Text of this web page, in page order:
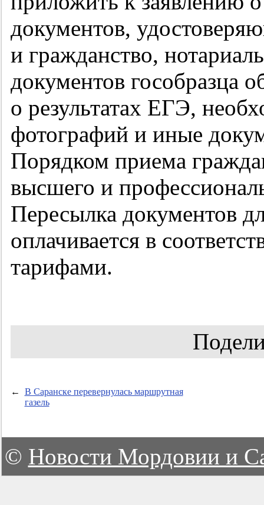
документов,
и гражданство,
документов гособразца
о результатах ЕГЭ,
фотографий и иные
Порядком приема
высшего и
Пересылка документов
оплачивается в
тарифами.
←
В Саранске перевернулась маршрутная
газель
© Новости Мордовии и